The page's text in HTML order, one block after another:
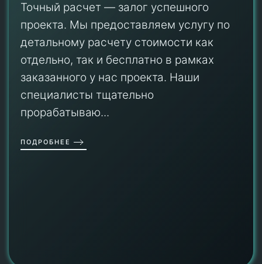
Точный расчет — залог успешного
проекта. Мы предоставляем услугу по
детальному расчету стоимости как
отдельно, так и бесплатно в рамках
заказанного у нас проекта. Наши
специалисты тщательно
прорабатываю...
ПОДРОБНЕЕ